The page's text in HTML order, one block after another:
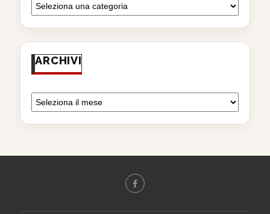
ARCHIVI